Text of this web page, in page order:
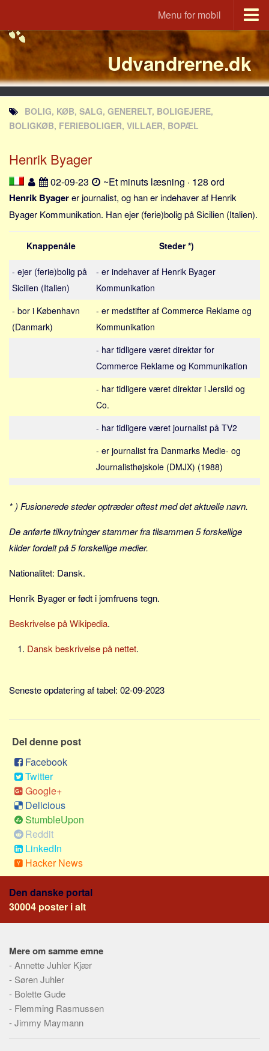
Menu for mobil
Portal
Udvandrerne.dk
Utvandrerne.no
Utvandrarna.se
Tyskland.dk
Rusland.dk
JLKM.dk
Lande
Tyrkiet
Sverige
Norge
Thailand
Italien
Investering
Pension og opsparing
Social sikring og sundhed
Alle
Aspekter
Køb og salg
Statistik
Dokumenttyper
Emner
Skribenter
Personer
Steder
Kilder
Om
Webstedet
Redigering
Tekstannoncer
Bannere
Hjælp
Udvandrerne.dk
BOLIG, KØB, SALG, GENERELT, BOLIGEJERE,
BOLIGKØB, FERIEBOLIGER, VILLAER, BOPÆL
Henrik Byager
02-09-23 ~Et minuts læsning · 128 ord
Henrik Byagerer journalist, og han er indehaver af Henrik
Byager Kommunikation. Han ejer (ferie)bolig på Sicilien (Italien).
Knappenåle Steder *)
- ejer (ferie)bolig på
Sicilien (Italien)
- er indehaver af Henrik Byager
Kommunikation
- bor i København
(Danmark)
- er medstifter af Commerce Reklame og
Kommunikation
- har tidligere været direktør for
Commerce Reklame og Kommunikation
- har tidligere været direktør i Jersild og
Co.
- har tidligere været journalist på TV2
- er journalist fra Danmarks Medie- og
Journalisthøjskole (DMJX) (1988)
* ) Fusionerede steder optræder oftest med det aktuelle navn.
De anførte tilknytninger stammer fra tilsammen 5 forskellige
kilder fordelt på 5 forskellige medier.
Nationalitet: Dansk.
Henrik Byager er født i jomfruens tegn.
Beskrivelse på Wikipedia.
Dansk beskrivelse på nettet.
Seneste opdatering af tabel: 02-09-2023
Del denne post
Facebook
Twitter
Google+
Delicious
StumbleUpon
Reddit
LinkedIn
Hacker News
Den danske portal
30004 poster i alt
Mere om samme emne
-Annette Juhler Kjær
- Søren Juhler
- Bolette Gude
- Flemming Rasmussen
-Jimmy Maymann